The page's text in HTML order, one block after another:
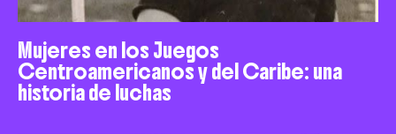
Mujeres en los Juegos
Centroamericanos y del Caribe: una
historia de luchas